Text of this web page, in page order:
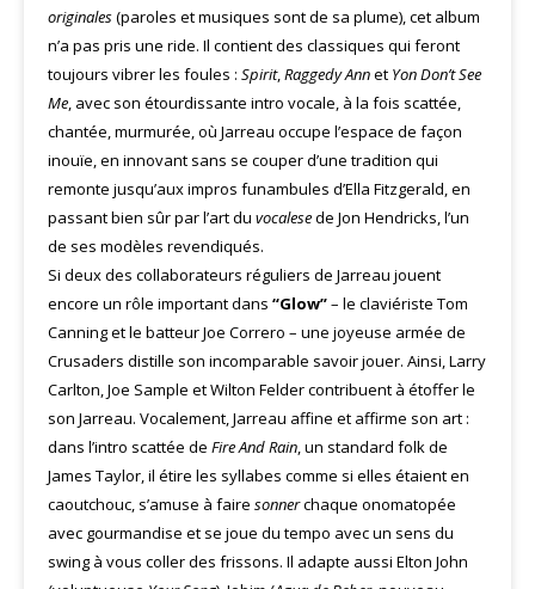
originales(paroles et musiques sont de sa plume), cet album
n’a pas pris une ride. Il contient des classiques qui feront
toujours vibrer les foules : Spirit,Raggedy Annet Yon Don’t See
Me, avec son étourdissante intro vocale, à la fois scattée,
chantée, murmurée, où Jarreau occupe l’espace de façon
inouïe, en innovant sans se couper d’une tradition qui
remonte jusqu’aux impros funambules d’Ella Fitzgerald, en
passant bien sûr par l’art du vocalesede Jon Hendricks, l’un
de ses modèles revendiqués.
Si deux des collaborateurs réguliers de Jarreau jouent
encore un rôle important dans “Glow”– le claviériste Tom
Canning et le batteur Joe Correro – une joyeuse armée de
Crusaders distille son incomparable savoir jouer. Ainsi, Larry
Carlton, Joe Sample et Wilton Felder contribuent à étoffer le
son Jarreau. Vocalement, Jarreau affine et affirme son art :
dans l’intro scattée de Fire And Rain, un standard folk de
James Taylor, il étire les syllabes comme si elles étaient en
caoutchouc, s’amuse à faire sonnerchaque onomatopée
avec gourmandise et se joue du tempo avec un sens du
swing à vous coller des frissons. Il adapte aussi Elton John